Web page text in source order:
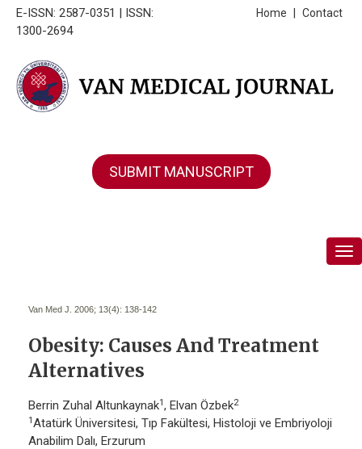
E-ISSN: 2587-0351 | ISSN:
1300-2694
Contact
Home
SUBMIT MANUSCRIPT
Van Med J. 2006; 13(4): 138-142
Obesity: Causes And Treatment
Alternatives
Berrin Zuhal Altunkaynak1, Elvan Özbek2
1Atatürk Üniversitesi, Tıp Fakültesi, Histoloji ve Embriyoloji
Anabilim Dalı, Erzurum